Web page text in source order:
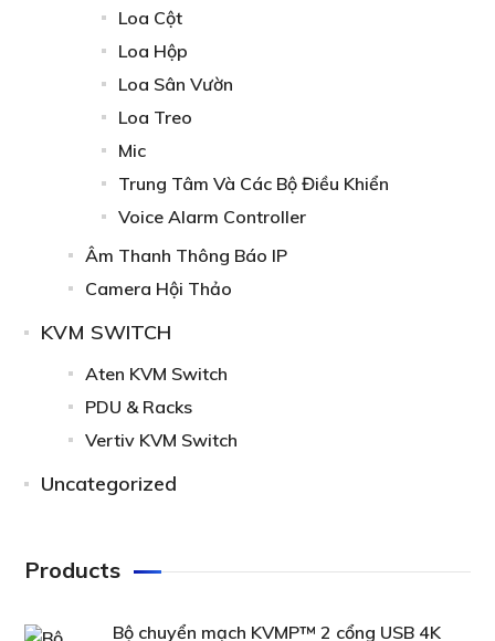
Loa Cột
Loa Hộp
Loa Sân Vườn
Loa Treo
Mic
Trung Tâm Và Các Bộ Điều Khiển
Voice Alarm Controller
Âm Thanh Thông Báo IP
Camera Hội Thảo
KVM SWITCH
Aten KVM Switch
PDU & Racks
Vertiv KVM Switch
Uncategorized
Products
Bộ chuyển mạch KVMP™ 2 cổng USB 4K